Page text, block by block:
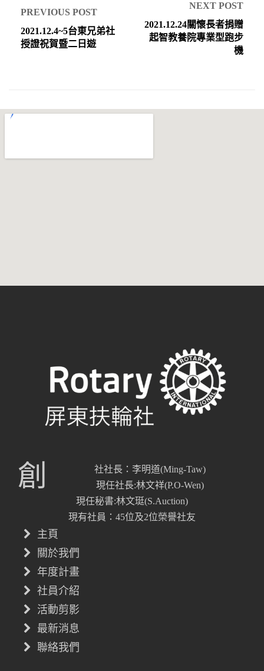
PREVIOUS POST
2021.12.4~5台東兄弟社
授證祝賀暨二日遊
NEXT POST
2021.12.24關懷長者捐贈
起智教養院專業型跑步
機
創
社社長：李明道(Ming-Taw)
現任社長:林文祥(P.O-Wen)
現任秘書:林文珽(S.Auction)
現有社員：45位及2位榮譽社友
主頁
關於我們
年度計畫
社員介紹
活動剪影
最新消息
聯絡我們